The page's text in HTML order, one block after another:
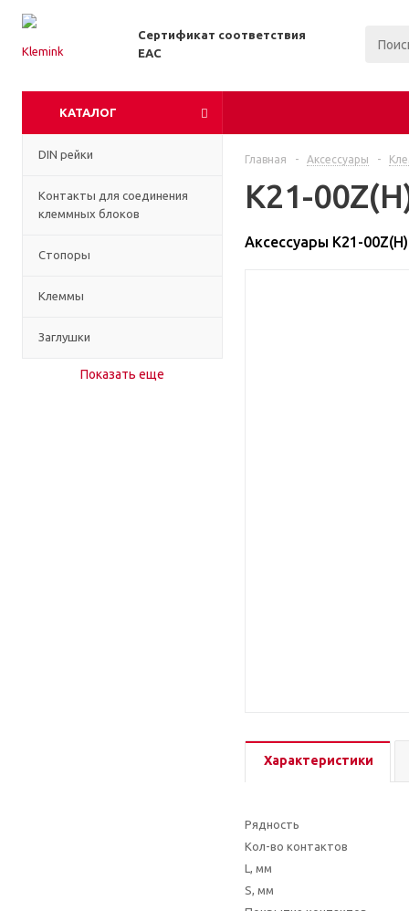
Сертификат соответствия
EAC
КАТАЛОГ
DIN рейки
Контакты для соединения
клеммных блоков
Стопоры
Клеммы
Заглушки
Показать еще
Главная - Аксессуары -
K21-
Аксессуары K21-00Z(H)
Характеристики
Рядность
Кол-во контактов
L, мм
S, мм